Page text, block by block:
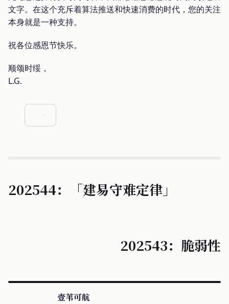
文字。在这个充斥着算法推送和快速消费的时代，您的关注
本身就是一种支持。
祝各位感恩节快乐。
顺颂时绥，
L.G.
202544：「建易守难定律」
202543：脆弱性
壹苇可航